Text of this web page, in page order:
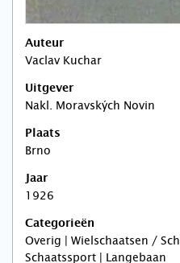
Auteur
Vaclav Kuchar
Uitgever
Nakl. Moravských Novin
Plaats
Brno
Jaar
1926
Categorieën
Overig | Wielschaatsen /
Schaatssport | Langebaan